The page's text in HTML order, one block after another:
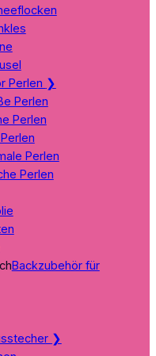
Perlen ❯
Perlen
Perlen
Perlen
Perlen
Backzubehör für
❯